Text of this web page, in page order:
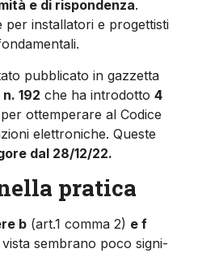
e di rispondenza.
per installatori e progettisti
pubblicato in gazzetta
192 che ha in­trodotto 4
ottemperare al Codice
elettro­niche. Queste
dal 28/12/22.
pratica
b (art.1 comma 2) e f
sembrano poco signi­